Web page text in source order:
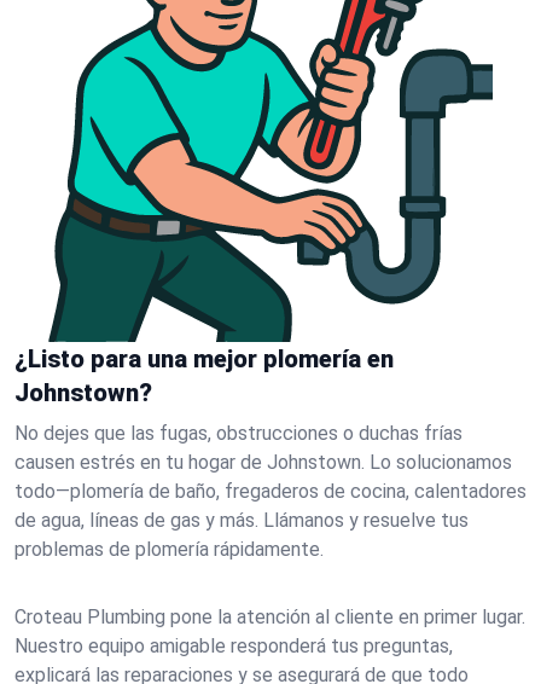
¿Listo para una mejor plomería en
Johnstown?
No dejes que las fugas, obstrucciones o duchas frías
causen estrés en tu hogar de Johnstown. Lo solucionamos
todo—plomería de baño, fregaderos de cocina, calentadores
de agua, líneas de gas y más. Llámanos y resuelve tus
problemas de plomería rápidamente.
Croteau Plumbing pone la atención al cliente en primer lugar.
Nuestro equipo amigable responderá tus preguntas,
explicará las reparaciones y se asegurará de que todo